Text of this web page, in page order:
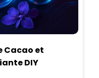
Cacao et
DIY